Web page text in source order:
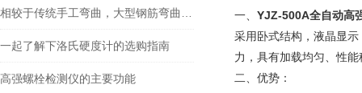
一起了解下洛氏硬度计的选购指南
高强螺栓检测仪的主要功能
一、 YJZ-500A全自动高
采用卧式结构，液晶显
力，具有加载均匀、性
二、优势：